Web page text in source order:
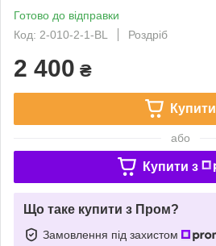
Готово до відправки
Код: 2-010-2-1-BL
Роздріб
2 400 ₴
Купити
або
Купити з
Що таке купити з Пром?
Замовлення під захистом